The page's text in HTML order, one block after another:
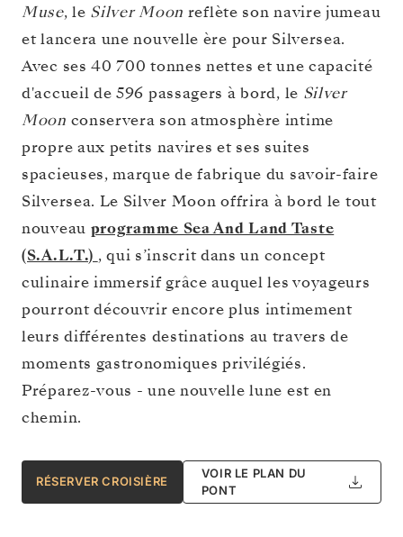
Muse, le Silver Moon reflète son navire jumeau
et lancera une nouvelle ère pour Silversea.
Avec ses 40 700 tonnes nettes et une capacité
d'accueil de 596 passagers à bord, le Silver
Moon conservera son atmosphère intime
propre aux petits navires et ses suites
spacieuses, marque de fabrique du savoir-faire
Silversea. Le Silver Moon offrira à bord le tout
nouveau programme Sea And Land Taste
(S.A.L.T.) , qui s’inscrit dans un concept
culinaire immersif grâce auquel les voyageurs
pourront découvrir encore plus intimement
leurs différentes destinations au travers de
moments gastronomiques privilégiés.
Préparez-vous - une nouvelle lune est en
chemin.
RÉSERVER CROISIÈRE
VOIR LE PLAN DU
PONT